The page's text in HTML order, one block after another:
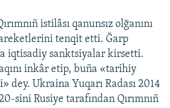
istilâsı qanunsız olğanını
areketlerini tenqit etti. Ğarp
iqtisadiy sanktsiyalar kirsetti.
inkâr etip, buña «tarihiy
dey. Ukraina Yuqarı Radası 2014
sini Rusiye tarafından Qırımnıñ